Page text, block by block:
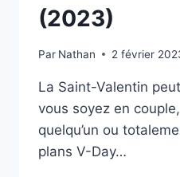
(2023)
Par Nathan 2 février
La Saint-Valentin
vous soyez en
quelqu’un ou
plans V-Day…